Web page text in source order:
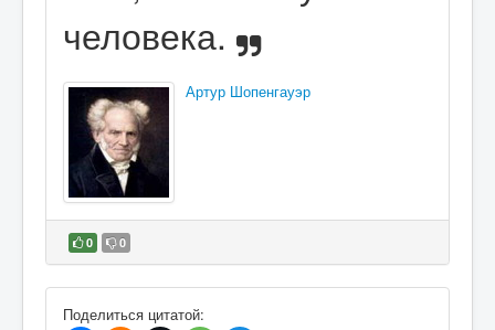
человека.
Артур Шопенгауэр
0 0
В избранное
Поделиться цитатой: